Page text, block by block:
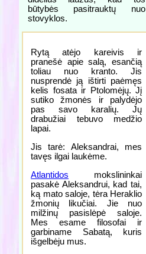
būtybės pasitrauktų nuo
stovyklos.
Rytą atėjo kareivis ir
pranešė apie salą, esančią
toliau nuo kranto. Jis
nusprendė ją ištirti paėmęs
kelis fosata ir Ptolomėjų. Jį
sutiko žmonės ir palydėjo
pas savo karalių. Jų
drabužiai tebuvo medžio
lapai.
Jis tarė: Aleksandrai, mes
tavęs ilgai laukėme.
Atlantidos mokslininkai
pasakė Aleksandrui, kad tai,
ką mato saloje, tėra Heraklio
žmonių likučiai. Jie nuo
milžinų pasislėpė saloje.
Mes esame filosofai ir
garbiname Sabatą, kuris
išgelbėju mus.